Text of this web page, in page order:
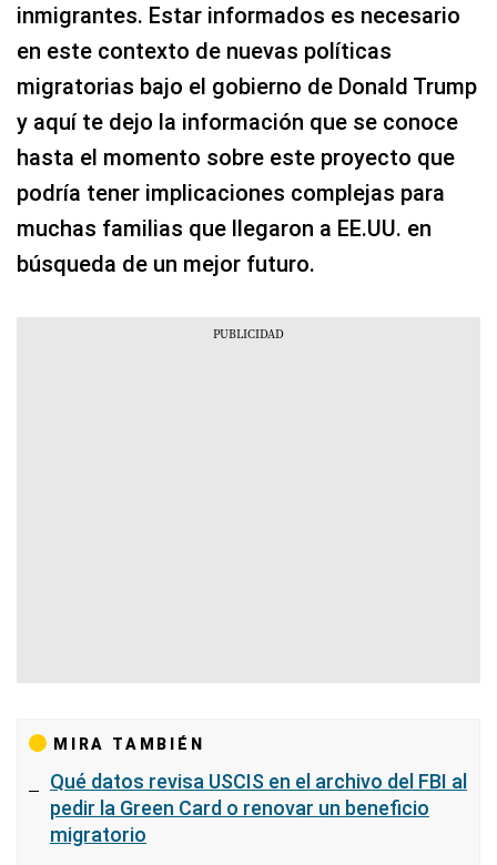
inmigrantes. Estar informados es necesario
en este contexto de nuevas políticas
migratorias bajo el gobierno de Donald Trump
y aquí te dejo la información que se conoce
hasta el momento sobre este proyecto que
podría tener implicaciones complejas para
muchas familias que llegaron a EE.UU. en
búsqueda de un mejor futuro.
MIRA TAMBIÉN
Qué datos revisa USCIS en el archivo del FBI al
pedir la Green Card o renovar un beneficio
migratorio